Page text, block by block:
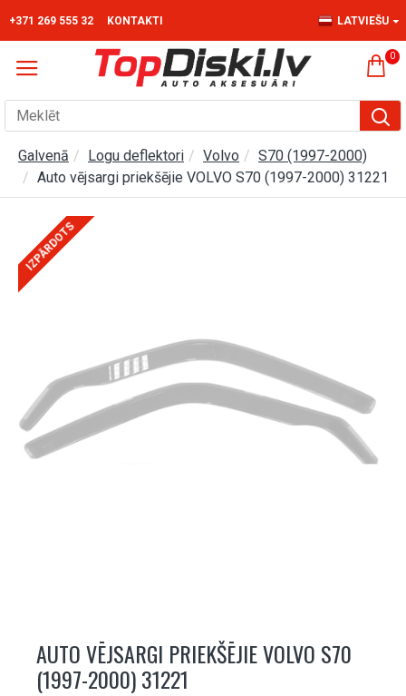
+371 269 555 32 KONTAKTI LATVIEŠU
0
Galvenā Logu deflektori Volvo
S70 (1997-2000)
Auto vējsargi priekšējie VOLVO S70 (1997-2000) 31221
IZPĀRDOTS
AUTO VĒJSARGI PRIEKŠĒJIE VOLVO S70
(1997-2000) 31221